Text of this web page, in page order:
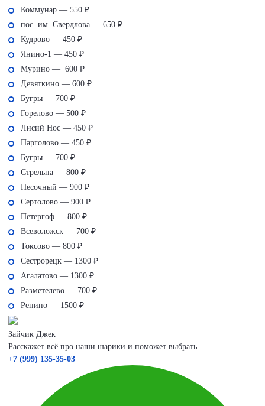
Коммунар — 550 ₽
пос. им. Свердлова — 650 ₽
Кудрово — 450 ₽
Янино-1 — 450 ₽
Мурино — 600 ₽
Девяткино — 600 ₽
Бугры — 700 ₽
Горелово — 500 ₽
Лисий Нос — 450 ₽
Парголово — 450 ₽
Бугры — 700 ₽
Стрельна — 800 ₽
Песочный — 900 ₽
Сертолово — 900 ₽
Петергоф — 800 ₽
Всеволожск — 700 ₽
Токсово — 800 ₽
Сестрорецк — 1300 ₽
Агалатово — 1300 ₽
Разметелево — 700 ₽
Репино — 1500 ₽
Зайчик Джек
Расскажет всё про наши шарики и поможет выбрать
+7 (999) 135-35-03